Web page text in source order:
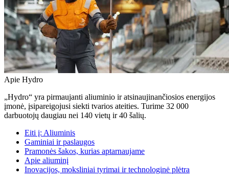
Apie Hydro
„Hydro“ yra pirmaujanti aliuminio ir atsinaujinančiosios energijos
įmonė, įsipareigojusi siekti tvarios ateities. Turime 32 000
darbuotojų daugiau nei 140 vietų ir 40 šalių.
Eiti į: Aliuminis
Gaminiai ir paslaugos
Pramonės šakos, kurias aptarnaujame
Apie aliuminį
Inovacijos, moksliniai tyrimai ir technologinė plėtra